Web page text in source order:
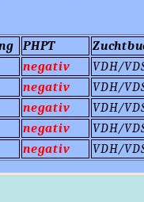
PHPT
negativ
VDH/
negativ
VDH/
negativ
VDH/
negativ
VDH/
negativ VDH/